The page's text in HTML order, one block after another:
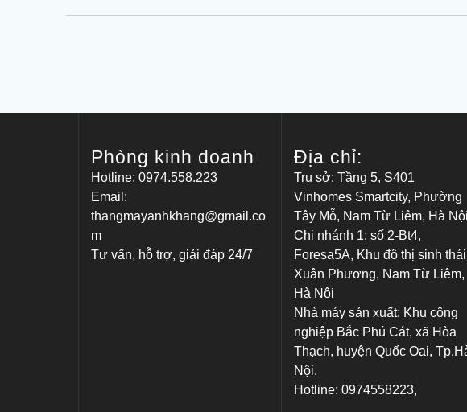
Phòng kinh doanh
Hotline: 0974.558.223
Email:
thangmayanhkhang@gmail.co
m
Tư vấn, hỗ trợ, giải đáp 24/7
Địa chỉ:
Trụ sở: Tầng 5, S401
Vinhomes Smartcity, Phường
Tây Mỗ, Nam Từ Liêm, Hà Nội
Chi nhánh 1: số 2-Bt4,
Foresa5A, Khu đô thị sinh thái
Xuân Phương, Nam Từ Liêm,
Hà Nội
Nhà máy sản xuất: Khu công
nghiệp Bắc Phú Cát, xã Hòa
Thạch, huyện Quốc Oai,
Nội.
Hotline: 0974558223,